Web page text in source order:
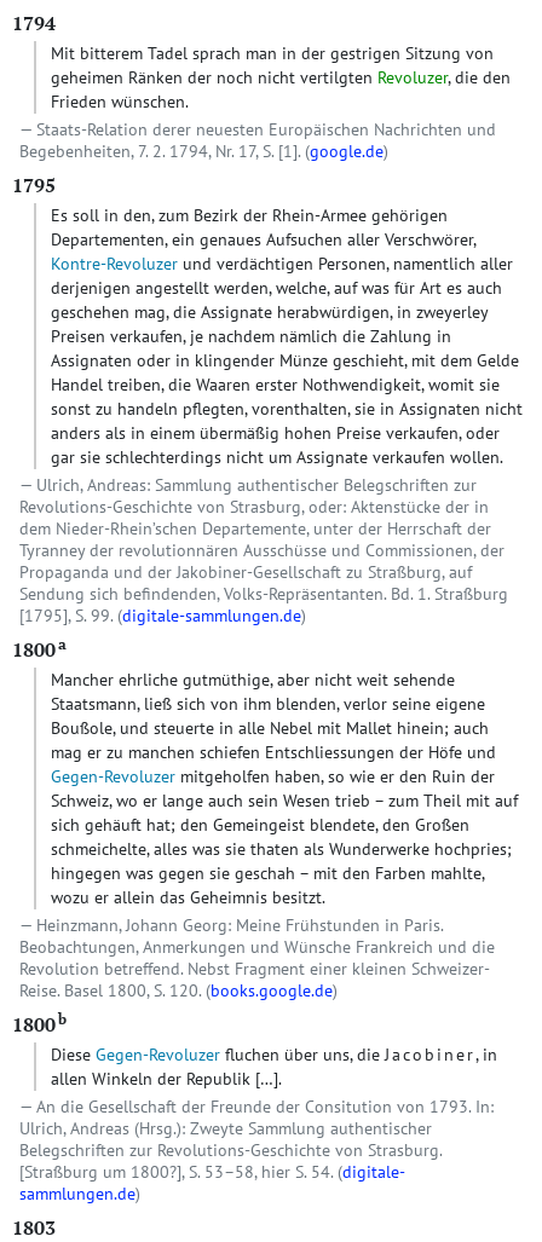
1794
Mit bitterem Tadel sprach man in der gestrigen Sitzung von
geheimen Ränken der noch nicht vertilgten Revoluzer, die den
Frieden wünschen.
Staats-Relation derer neuesten Europäischen Nachrichten und
Begebenheiten, 7. 2. 1794, Nr. 17, S. [1]. (google.de)
1795
Es soll in den, zum Bezirk der Rhein-Armee gehörigen
Departementen, ein genaues Aufsuchen aller Verschwörer,
Kontre-Revoluzer und verdächtigen Personen, namentlich aller
derjenigen angestellt werden, welche, auf was für Art es auch
geschehen mag, die Assignate herabwürdigen, in zweyerley
Preisen verkaufen, je nachdem nämlich die Zahlung in
Assignaten oder in klingender Münze geschieht, mit dem Gelde
Handel treiben, die Waaren erster Nothwendigkeit, womit sie
sonst zu handeln pflegten, vorenthalten, sie in Assignaten nicht
anders als in einem übermäßig hohen Preise verkaufen, oder
gar sie schlechterdings nicht um Assignate verkaufen wollen.
Ulrich, Andreas: Sammlung authentischer Belegschriften zur
Revolutions-Geschichte von Strasburg, oder: Aktenstücke der in
dem Nieder-Rhein’schen Departemente, unter der Herrschaft der
Tyranney der revolutionnären Ausschüsse und Commissionen, der
Propaganda und der Jakobiner-Gesellschaft zu Straßburg, auf
Sendung sich befindenden, Volks-Repräsentanten. Bd. 1. Straßburg
[1795], S. 99. (digitale-sammlungen.de)
1800a
Mancher ehrliche gutmüthige, aber nicht weit sehende
Staatsmann, ließ sich von ihm blenden, verlor seine eigene
Boußole, und steuerte in alle Nebel mit Mallet hinein; auch
mag er zu manchen schiefen Entschliessungen der Höfe und
Gegen-Revoluzer mitgeholfen haben, so wie er den Ruin der
Schweiz, wo er lange auch sein Wesen trieb – zum Theil mit auf
sich gehäuft hat; den Gemeingeist blendete, den Großen
schmeichelte, alles was sie thaten als Wunderwerke hochpries;
hingegen was gegen sie geschah – mit den Farben mahlte,
wozu er allein das Geheimnis besitzt.
Heinzmann, Johann Georg: Meine Frühstunden in Paris.
Beobachtungen, Anmerkungen und Wünsche Frankreich und die
Revolution betreffend. Nebst Fragment einer kleinen Schweizer-
Reise. Basel 1800, S. 120. (books.google.de)
1800b
Diese Gegen-Revoluzer fluchen über uns, dieJacobiner, in
allen Winkeln der Republik […].
An die Gesellschaft der Freunde der Consitution von 1793. In:
Ulrich, Andreas (Hrsg.): Zweyte Sammlung authentischer
Belegschriften zur Revolutions-Geschichte von Strasburg.
[Straßburg um 1800?], S. 53–58, hier S. 54. (digitale-
sammlungen.de)
1803